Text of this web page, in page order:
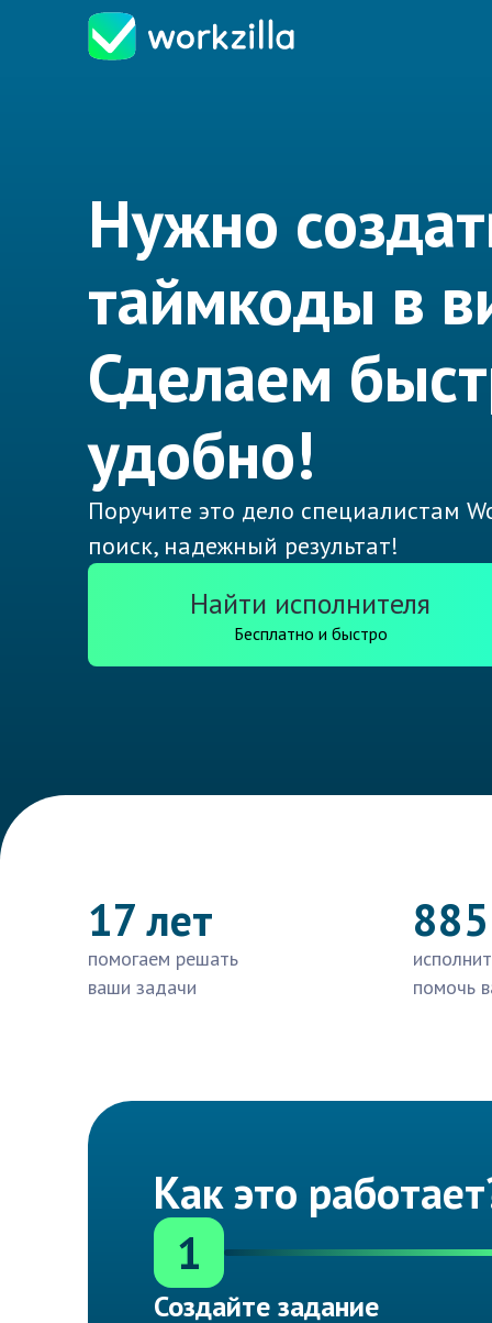
Нужно
таймкоды в
Сделаем
удобно!
Поручите это дело специалистам
поиск, надежный результат!
Найти исполнителя
Бесплатно и быстро
17 лет
помогаем решать
ваши задачи
помочь
Как это
1
Создайте задание